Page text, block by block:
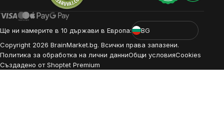
Ще ни намерите в 10 държави в Европа:
BG
Copyright 2026 BrainMarket.bg. Всички права запазени.
Политика за обработка на лични данниОбщи условияCookies
Създадено от Shoptet Premium